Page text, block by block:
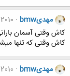
مهدیbmw
کاش وقتی آسمان
کاش وقتی که تنها
مهدیbmw